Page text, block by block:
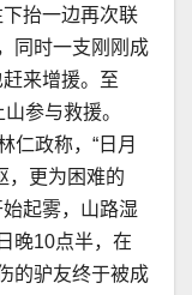
抬一边再次联
同时一支刚刚成
来增援。至
参与救援。
仁政称，“日月
，更为困难的
起雾，山路湿
晚10点半，在
的驴友终于被成